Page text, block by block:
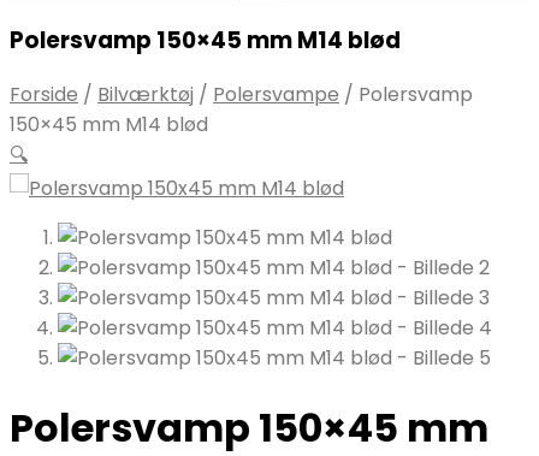
Polersvamp 150×45 mm M14 blød
Forside / Bilværktøj / Polersvampe / Polersvamp
150×45 mm M14 blød
🔍
Polersvamp 150×45 mm